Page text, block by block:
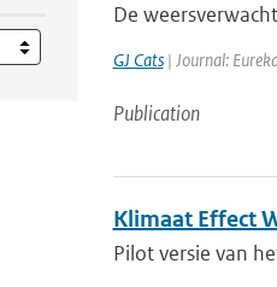
De
GJ Cats| Journal:
Publication
Klimaat Effect
Pilot versie van